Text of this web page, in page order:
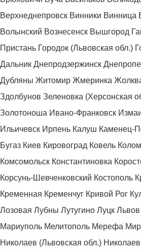
Верхнеднепровск Винники
Волынский Вознесенск Вышгород
Пристань Городок (Львовская обл.)
Дальник Днепродзержинск
Дубляны Житомир Жмеринка
Здолбунов Зеленовка (Херсонская
Золотоноша Ивано-Франковск
Ильичевск Ирпень Калуш Каменец-
Бугаз Киев Кировоград Ковель
Комсомольск Константиновка
Корсунь-Шевченковский Костополь
Кременная Кременчуг Кривой Рог
Лозовая Лубны Лутугино Луцк
Мариуполь Мелитополь Мерефа
Николаев (Львовская обл.)